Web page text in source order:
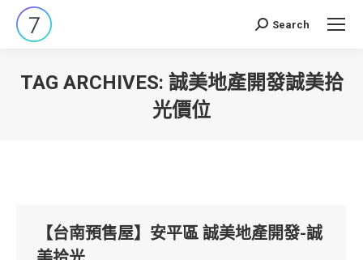
Search:
Search
TAG ARCHIVES: 誠美地產開發誠美拾
光價位
【台南預售屋】安平區 誠美地產開發-誠